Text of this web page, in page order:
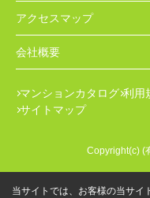
アクセスマップ
会社概要
マンションカタログ 利用
サイトマップ
Copyright(c) (
当サイトでは、お客様の当サイ